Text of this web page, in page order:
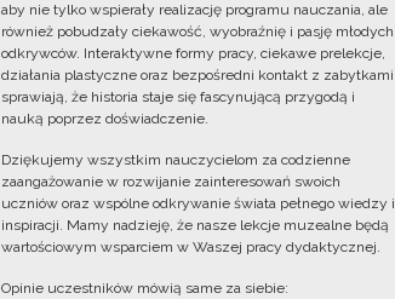
aby nie tylko wspierały realizację programu nauczania, ale
również pobudzały ciekawość, wyobraźnię i pasję młodych
odkrywców. Interaktywne formy pracy, ciekawe prelekcje,
działania plastyczne oraz bezpośredni kontakt z zabytkami
sprawiają, że historia staje się fascynującą przygodą i
nauką poprzez doświadczenie.
Dziękujemy wszystkim nauczycielom za codzienne
zaangażowanie w rozwijanie zainteresowań swoich
uczniów oraz wspólne odkrywanie świata pełnego wiedzy i
inspiracji. Mamy nadzieję, że nasze lekcje muzealne będą
wartościowym wsparciem w Waszej pracy dydaktycznej.
Opinie uczestników mówią same za siebie: